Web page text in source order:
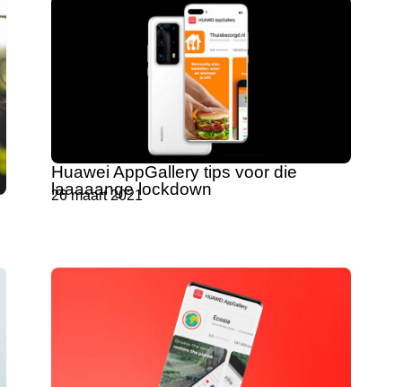
Huawei AppGallery tips voor die
laaaaange lockdown
26 maart 2021